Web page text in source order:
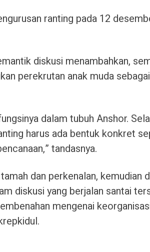
ranting pada 12
diskusi menambahkan,
perekrutan anak muda
dalam tubuh Anshor.
harus ada bentuk konkret
tandasnya.
dan perkenalan, kemudian
diskusi yang berjalan santai
mengenai